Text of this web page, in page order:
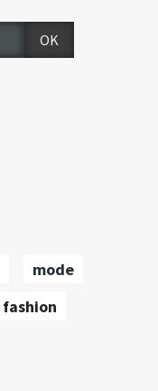
mode
fashion